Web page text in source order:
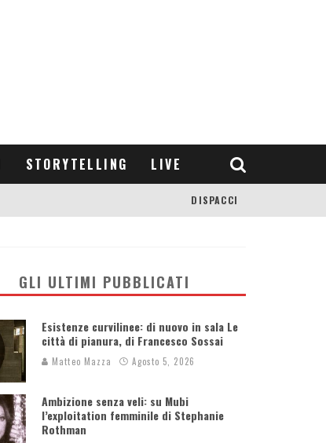
STORYTELLING LIVE
DISPACCI
GLI ULTIMI PUBBLICATI
Esistenze curvilinee: di nuovo in sala Le
città di pianura, di Francesco Sossai
Matteo Mazza Agosto 5, 2026
Ambizione senza veli: su Mubi
l’exploitation femminile di Stephanie
Rothman